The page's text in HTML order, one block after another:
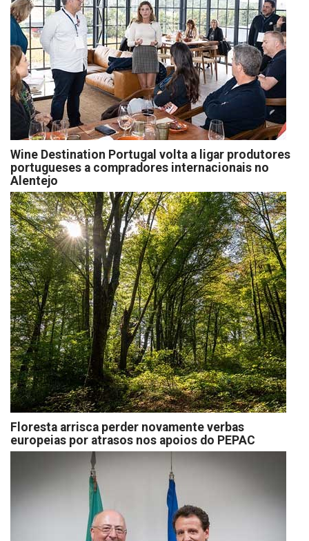
Wine Destination Portugal volta a ligar produtores
portugueses a compradores internacionais no
Alentejo
Floresta arrisca perder novamente verbas
europeias por atrasos nos apoios do PEPAC